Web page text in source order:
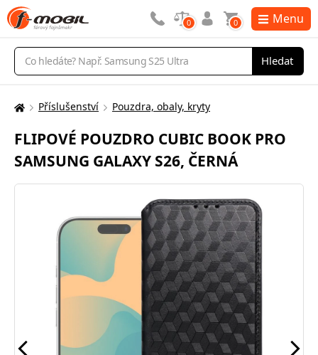
Vyhledávání
Hledat
0 0 Menu
Zde
nacházíte:
Příslušenství Pouzdra, obaly, kryty
FLIPOVÉ POUZDRO CUBIC BOOK PRO
SAMSUNG GALAXY S26, ČERNÁ